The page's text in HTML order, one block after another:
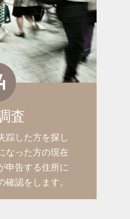
査
踪した方を探し
なった方の現在
申告する住所に
認をします。